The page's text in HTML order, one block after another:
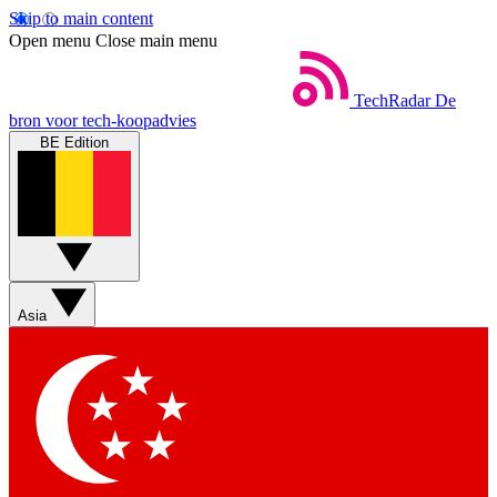
Skip to main content
Open menu Close main menu
TechRadar De
bron voor tech-koopadvies
BE Edition
Asia